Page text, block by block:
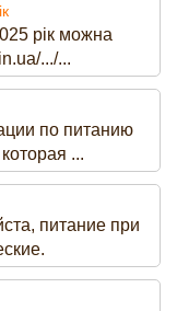
рік можна
.../...
по питанию
...
питание при